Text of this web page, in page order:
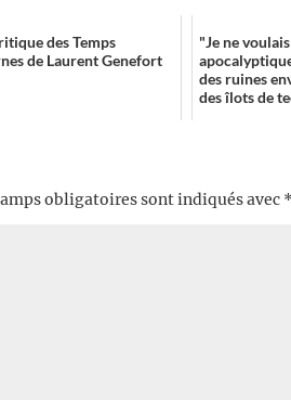
des Temps
de Laurent Genefort
"Je ne
des ruines
des îlots de
obligatoires sont indiqués avec *